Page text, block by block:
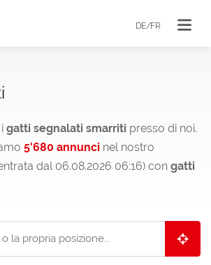
DE/FR
gatti segnalati smarriti presso di noi.
5'680 annunci nel nostro
dal 06.08.2026 06:16) con gatti